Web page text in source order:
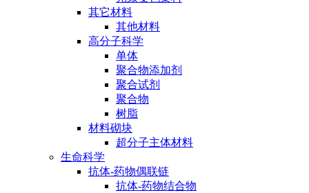
其它材料
其他材料
高分子科学
单体
聚合物添加剂
聚合试剂
聚合物
树脂
材料砌块
超分子主体材料
生命科学
抗体-药物偶联链
抗体-药物结合物